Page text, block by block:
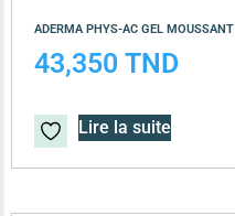
ADERMA PHYS-AC GEL MOUSSANT
43,350 TND
Lire la suite